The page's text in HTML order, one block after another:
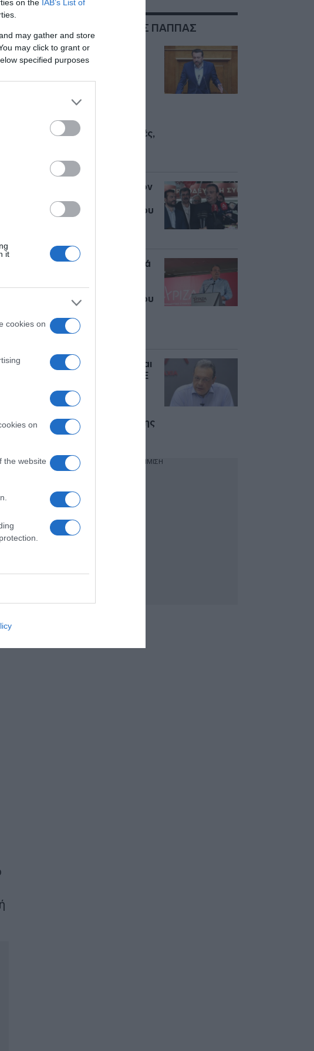
on the IAB’s List of
may gather and store
may click to grant or
specified purposes
it
cookies on
on
the website
ΣΧΕΤΙΚΑ ΜΕ:ΝΙΚΟΣ ΠΑΠΠΑΣ
Παππάς στην ΠΓ
ΣΥΡΙΖΑ: Όσοι
διαδρομή να
έδρες – Συλλογική
ηγεσία ως τις εκλογές,
Η επόμενη μέρα στον
παραίτηση Φάμελλου
ΣΥΡΙΖΑ: Όλα ανοικτά
ημέρα μετά την
παραίτηση Φάμελλου
συσκέψεων για τη
διαδοχή
ΣΥΡΙΖΑ: Αναβάλλεται
η συνεδρίαση της ΚΕ
Φάμελλου από την
Αντιδρούν οι Πολάκης
και Παππάς
ΔΙΑΦΗΜΙΣΗ